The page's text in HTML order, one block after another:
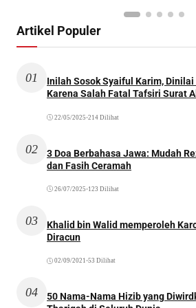
Artikel Populer
01
Inilah Sosok Syaiful Karim,
Karena Salah Fatal Tafsiri Surat
22/05/2025 •214 Dilihat
02
3 Doa Berbahasa Jawa: Mudah
dan Fasih Ceramah
26/07/2025 •123 Dilihat
03
Khalid bin Walid memperoleh
Diracun
02/09/2021 •53 Dilihat
04
50 Nama-Nama Hizib yang